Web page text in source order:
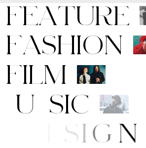
FEATURE
FASHION
FILM
M U SIC
/DESIG